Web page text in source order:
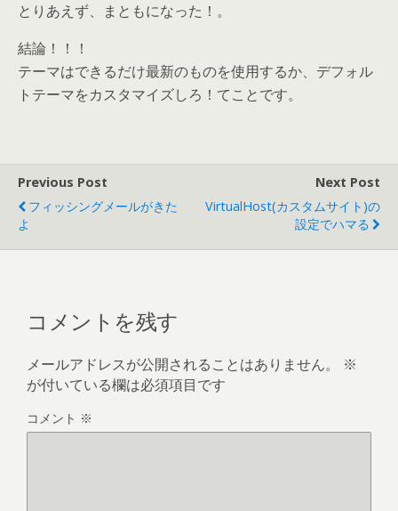
とりあえず、まともになった！。
結論！！！
テーマはできるだけ最新のものを使用するか、デフォル
トテーマをカスタマイズしろ！てことです。
Previous Post
フィッシングメールがきた
よ
Next Post
VirtualHost(カスタムサイト)の
設定でハマる
コメントを残す
メールアドレスが公開されることはありません。
※
が付いている欄は必須項目です
コメント ※